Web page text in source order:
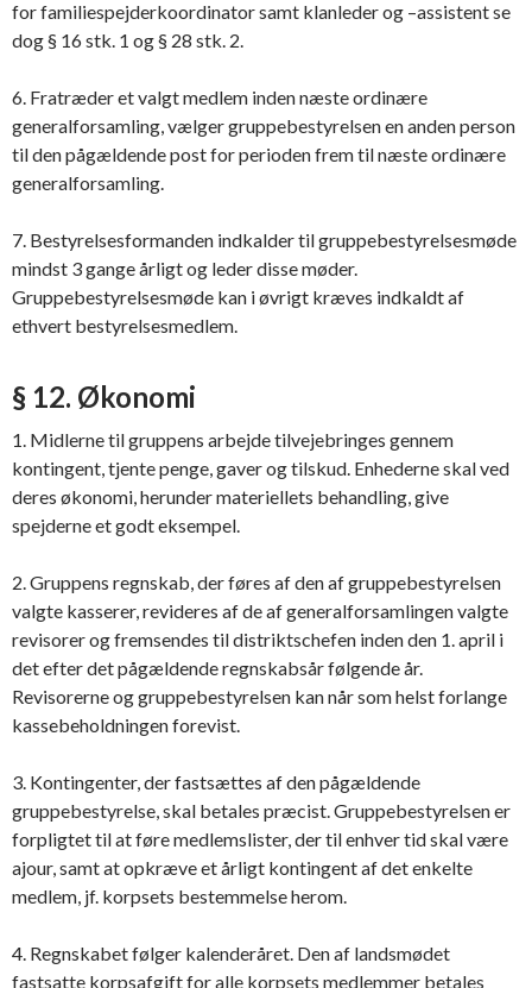
for familiespejderkoordinator samt klanleder og –assistent se
dog § 16 stk. 1 og § 28 stk. 2.
6. Fratræder et valgt medlem inden næste ordinære
generalforsamling, vælger gruppebestyrelsen en anden person
til den pågældende post for perioden frem til næste ordinære
generalforsamling.
7. Bestyrelsesformanden indkalder til gruppebestyrelsesmøde
mindst 3 gange årligt og leder disse møder.
Gruppebestyrelsesmøde kan i øvrigt kræves indkaldt af
ethvert bestyrelsesmedlem.
§ 12. Økonomi
1. Midlerne til gruppens arbejde tilvejebringes gennem
kontingent, tjente penge, gaver og tilskud. Enhederne skal ved
deres økonomi, herunder materiellets behandling, give
spejderne et godt eksempel.
2. Gruppens regnskab, der føres af den af gruppebestyrelsen
valgte kasserer, revideres af de af generalforsamlingen valgte
revisorer og fremsendes til distriktschefen inden den 1. april i
det efter det pågældende regnskabsår følgende år.
Revisorerne og gruppebestyrelsen kan når som helst forlange
kassebeholdningen forevist.
3. Kontingenter, der fastsættes af den pågældende
gruppebestyrelse, skal betales præcist. Gruppebestyrelsen er
forpligtet til at føre medlemslister, der til enhver tid skal være
ajour, samt at opkræve et årligt kontingent af det enkelte
medlem, jf. korpsets bestemmelse herom.
4. Regnskabet følger kalenderåret. Den af landsmødet
fastsatte korpsafgift for alle korpsets medlemmer betales